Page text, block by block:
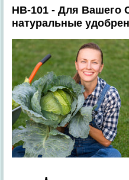
HB-101 - Для Вашего
натуральные